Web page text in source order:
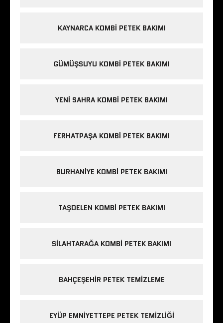
KAYNARCA KOMBI PETEK BAKIMI
GÜMÜŞSUYU KOMBI PETEK BAKIMI
YENI SAHRA KOMBI PETEK BAKIMI
FERHATPAŞA KOMBI PETEK BAKIMI
BURHANIYE KOMBI PETEK BAKIMI
TAŞDELEN KOMBI PETEK BAKIMI
SILAHTARAĞA KOMBI PETEK BAKIMI
BAHÇEŞEHIR PETEK TEMIZLEME
EYÜP EMNIYETTEPE PETEK TEMIZLIĞI